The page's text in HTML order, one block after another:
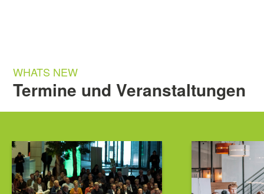
WHATS NEW
Termine und Veranstaltungen